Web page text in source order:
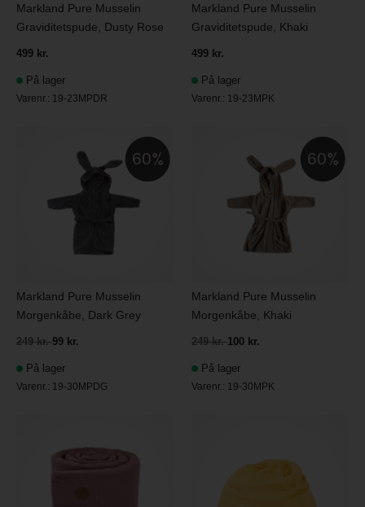
Markland Pure Musselin
Graviditetspude, Dusty Rose
499 kr.
På lager
Varenr.: 19-23MPDR
Markland Pure Musselin
Graviditetspude, Khaki
499 kr.
På lager
Varenr.: 19-23MPK
60
Markland Pure Musselin
Morgenkåbe, Dark Grey
249 kr.99 kr.
På lager
Varenr.: 19-30MPDG
60
Markland Pure Musselin
Morgenkåbe, Khaki
249 kr.100 kr.
På lager
Varenr.: 19-30MPK